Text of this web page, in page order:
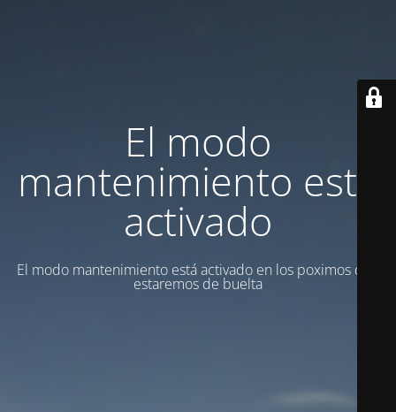
El modo
mantenimiento está
activado
El modo mantenimiento está activado en los poximos dias
estaremos de buelta